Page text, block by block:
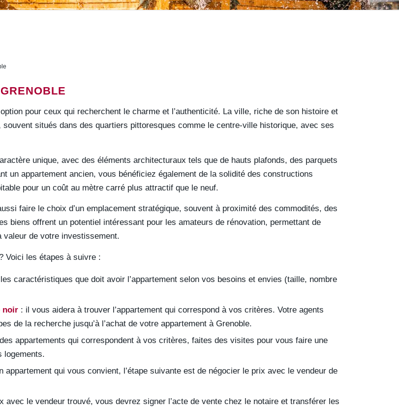
pour ceux qui recherchent le charme et l’authenticité. La ville, riche de son histoire et
situés dans des quartiers pittoresques comme le centre-ville historique, avec ses
unique, avec des éléments architecturaux tels que de hauts plafonds, des parquets
un appartement ancien, vous bénéficiez également de la solidité des constructions
pour un coût au mètre carré plus attractif que le neuf.
faire le choix d’un emplacement stratégique, souvent à proximité des commodités, des
biens offrent un potentiel intéressant pour les amateurs de rénovation, permettant de
valeur de votre investissement.
Voici les étapes à suivre :
caractéristiques que doit avoir l’appartement selon vos besoins et envies (taille, nombre
noir : il vous aidera à trouver l’appartement qui correspond à vos critères. Votre agents
de la recherche jusqu’à l’achat de votre appartement à Grenoble.
appartements qui correspondent à vos critères, faites des visites pour vous faire une
logements.
appartement qui vous convient, l’étape suivante est de négocier le prix avec le vendeur de
avec le vendeur trouvé, vous devrez signer l’acte de vente chez le notaire et transférer les